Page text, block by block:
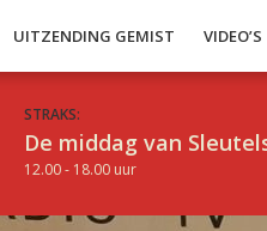
UITZENDING GEMIST VIDEO’S
STRAKS:
De middag van
12.00 - 18.00 uur